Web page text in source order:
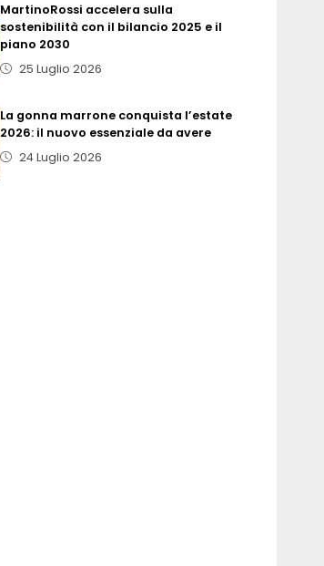
MartinoRossi accelera sulla
sostenibilità con il bilancio 2025 e il
piano 2030
25 Luglio 2026
La gonna marrone conquista l’estate
2026: il nuovo essenziale da avere
24 Luglio 2026